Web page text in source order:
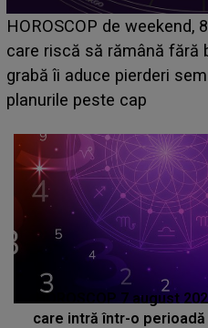
Emanuel a ținut ACEST
acum! În fața Alexandrei,
face o MĂRTURISIRE
sa: "I-am spus și ei în față,
HOROSCOP 7 august
care intră într-o perioadă